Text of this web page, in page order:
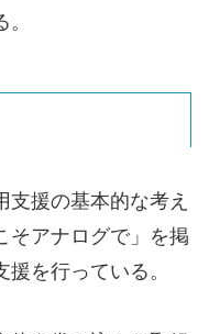
支援の基本的な考え
そアナログで」を掲
を行っている。